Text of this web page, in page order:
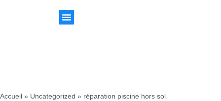
Accueil » Uncategorized » réparation piscine hors sol